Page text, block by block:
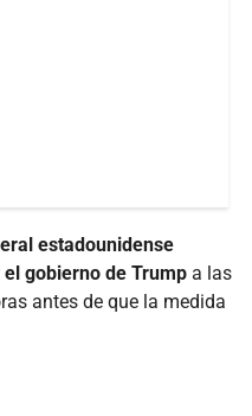
estadounidense
gobierno de Trump a las
antes de que la medida